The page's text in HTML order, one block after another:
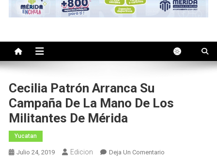
Cecilia Patrón Arranca Su
Campaña De La Mano De Los
Militantes De Mérida
Yucatan
Julio 24, 2019 Edicion Deja Un ComentarioEn